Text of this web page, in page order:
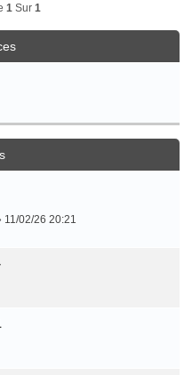
1Sur 1
11/02/26 20:21